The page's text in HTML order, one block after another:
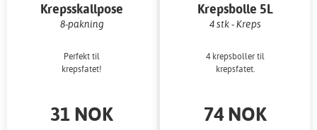
Krepsskallpose
8-pakning
Perfekt til
krepsfatet!
31 NOK
Krepsbolle 5L
4 stk - Kreps
4 krepsboller til
krepsfatet.
74 NOK